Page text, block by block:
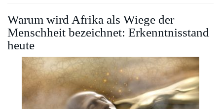
Warum wird Afrika als Wiege der
Menschheit bezeichnet: Erkenntnisstand
heute